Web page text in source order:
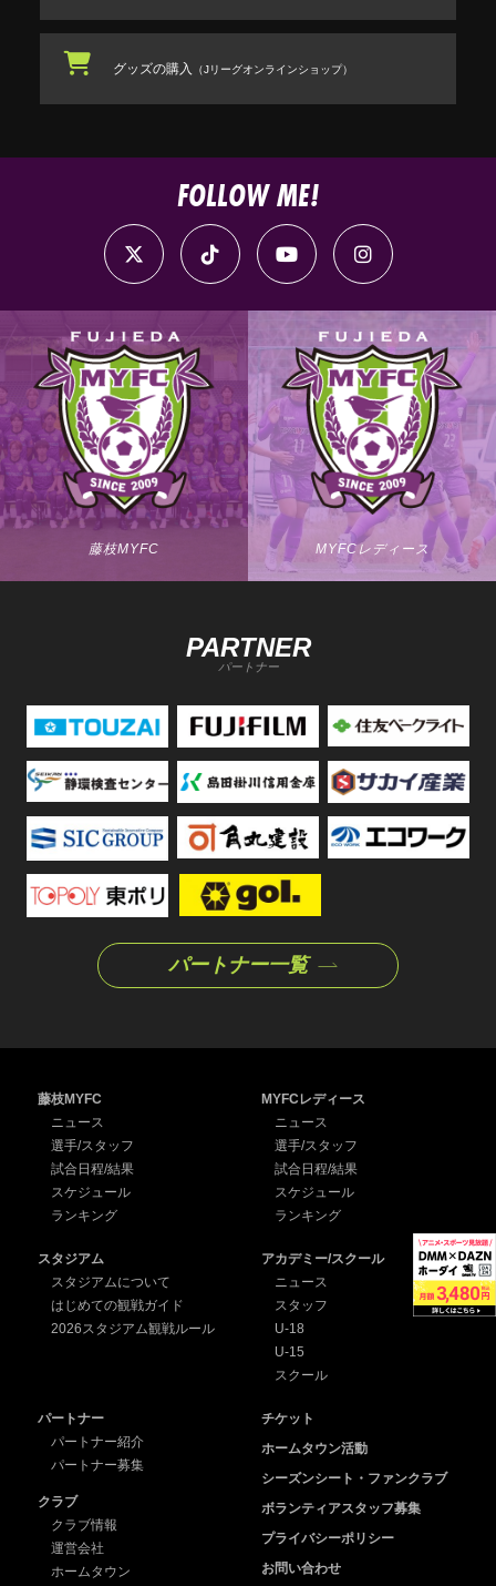
グッズの購入 （Jリーグオンラインショップ）
FOLLOW ME!
藤枝MYFC MYFCレディース
PARTNER
パートナー
パートナー一覧
藤枝MYFC
ニュース
選手/スタッフ
試合日程/結果
スケジュール
ランキング
MYFCレディース
ニュース
選手/スタッフ
試合日程/結果
スケジュール
ランキング
スタジアム
スタジアムについて
はじめての観戦ガイド
2026スタジアム観戦ルール
アカデミー/スクール
ニュース
スタッフ
U-18
U-15
スクール
パートナー
パートナー紹介
パートナー募集
クラブ
クラブ情報
運営会社
ホームタウン
チケット
ホームタウン活動
シーズンシート・ファンクラブ
ボランティアスタッフ募集
プライバシーポリシー
お問い合わせ